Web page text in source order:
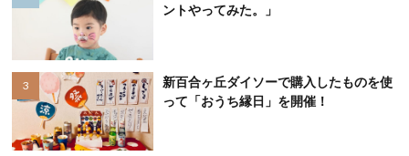
ントやってみた。」
新百合ヶ丘ダイソーで購入したものを使
って「おうち縁日」を開催！